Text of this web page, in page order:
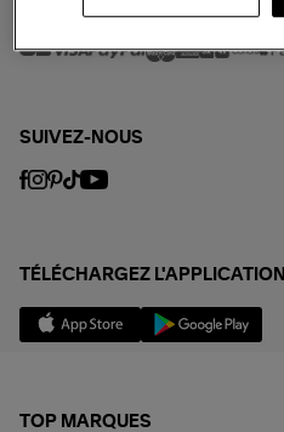
MODE DE PAIEMENT
SUIVEZ-NOUS
TÉLÉCHARGEZ L'APPLICATION
TOP MARQUES